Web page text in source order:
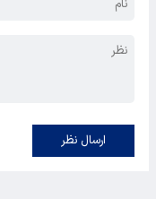
ارسال نظر